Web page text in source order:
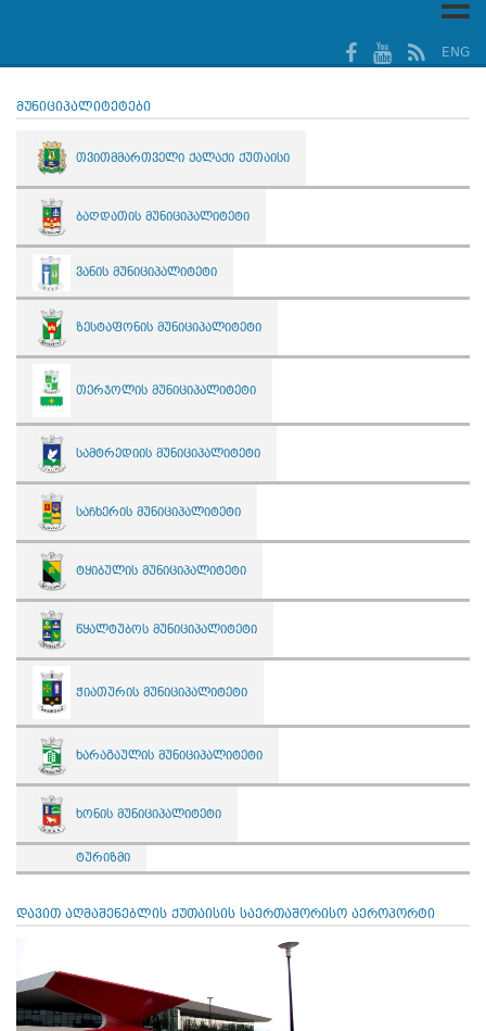
ENG
მუნიციპალიტეტები
თვითმმართველი ქალაქი ქუთაისი
ბაღდათის მუნიციპალიტეტი
ვანის მუნიციპალიტეტი
ზესტაფონის მუნიციპალიტეტი
თერჯოლის მუნიციპალიტეტი
სამტრედიის მუნიციპალიტეტი
საჩხერის მუნიციპალიტეტი
ტყიბულის მუნიციპალიტეტი
წყალტუბოს მუნიციპალიტეტი
ჭიათურის მუნიციპალიტეტი
ხარაგაულის მუნიციპალიტეტი
ხონის მუნიციპალიტეტი
ტურიზმი
დავით აღმაშენებლის ქუთაისის საერთაშორისო აეროპორტი